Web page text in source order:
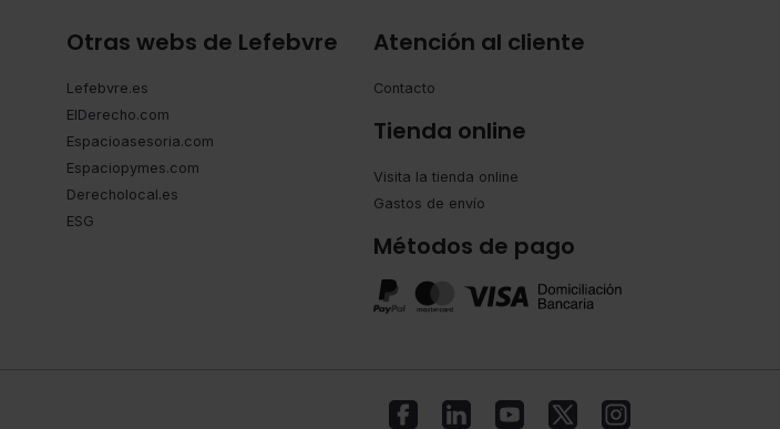
Otras webs de Lefebvre
Lefebvre.es
ElDerecho.com
Espacioasesoria.com
Espaciopymes.com
Derecholocal.es
ESG
Atención al cliente
Contacto
Tienda online
Visita la tienda online
Gastos de envío
Métodos de pago